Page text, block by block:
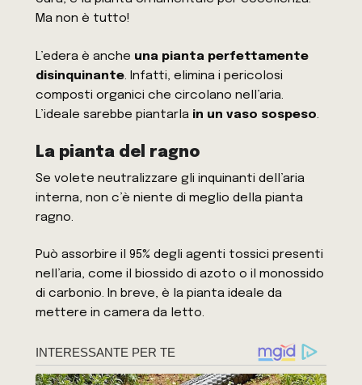
Ma non è tutto!
L’edera è anche una pianta perfettamente
disinquinante. Infatti, elimina i pericolosi
composti organici che circolano nell’aria.
L’ideale sarebbe piantarla in un vaso sospeso.
La pianta del ragno
Se volete neutralizzare gli inquinanti dell’aria
interna, non c’è niente di meglio della pianta
ragno.
Può assorbire il 95% degli agenti tossici presenti
nell’aria, come il biossido di azoto o il monossido
di carbonio. In breve, è la pianta ideale da
mettere in camera da letto.